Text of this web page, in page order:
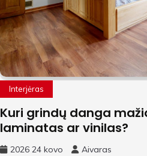
Interjėras
Kuri grindų danga
laminatas ar vinilas?
2026 24 kovo Aivaras